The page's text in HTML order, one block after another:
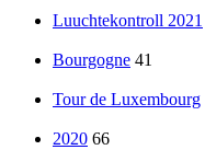
Luuchtekontroll 2021
Bourgogne 41
Tour de Luxembourg
2020 66